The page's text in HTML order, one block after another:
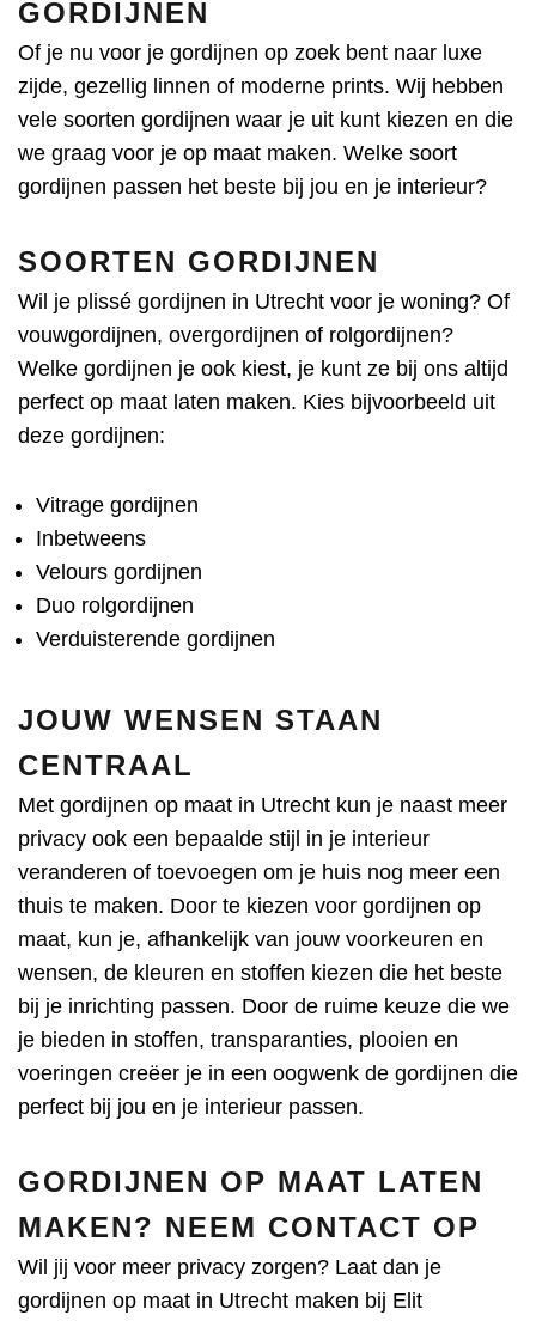
GORDIJNEN
Of je nu voor je gordijnen op zoek bent naar luxe
zijde, gezellig linnen of moderne prints. Wij hebben
vele soorten gordijnen waar je uit kunt kiezen en die
we graag voor je op maat maken. Welke soort
gordijnen passen het beste bij jou en je interieur?
SOORTEN GORDIJNEN
Wil je plissé gordijnen in Utrecht voor je woning? Of
vouwgordijnen, overgordijnen of rolgordijnen?
Welke gordijnen je ook kiest, je kunt ze bij ons altijd
perfect op maat laten maken. Kies bijvoorbeeld uit
deze gordijnen:
Vitrage gordijnen
Inbetweens
Velours gordijnen
Duo rolgordijnen
Verduisterende gordijnen
JOUW WENSEN STAAN
CENTRAAL
Met gordijnen op maat in Utrecht kun je naast meer
privacy ook een bepaalde stijl in je interieur
veranderen of toevoegen om je huis nog meer een
thuis te maken. Door te kiezen voor gordijnen op
maat, kun je, afhankelijk van jouw voorkeuren en
wensen, de kleuren en stoffen kiezen die het beste
bij je inrichting passen. Door de ruime keuze die we
je bieden in stoffen, transparanties, plooien en
voeringen creëer je in een oogwenk de gordijnen die
perfect bij jou en je interieur passen.
GORDIJNEN OP MAAT LATEN
MAKEN? NEEM CONTACT OP
Wil jij voor meer privacy zorgen? Laat dan je
gordijnen op maat in Utrecht maken bij Elit